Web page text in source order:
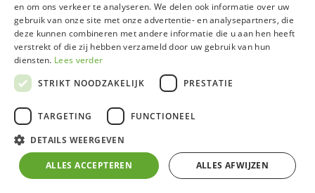
Flandrien XL - Bike solutions
De R306 XH serre met rechte wand biedt een perfecte
combinatie van functionaliteit en esthetiek. Dankzij het
GERMAN
FRENCH
en om ons verkeer te analyseren. We delen ook informatie over uw
gebruik van onze site met onze advertentie- en analysepartners, die
deze kunnen combineren met andere informatie die u aan hen heeft
verstrekt of die zij hebben verzameld door uw gebruik van hun
diensten. Lees verder
STRIKT NOODZAKELIJK
PRESTATIE
TARGETING FUNCTIONEEL
DETAILS WEERGEVEN
ALLES ACCEPTEREN ALLES AFWIJZEN